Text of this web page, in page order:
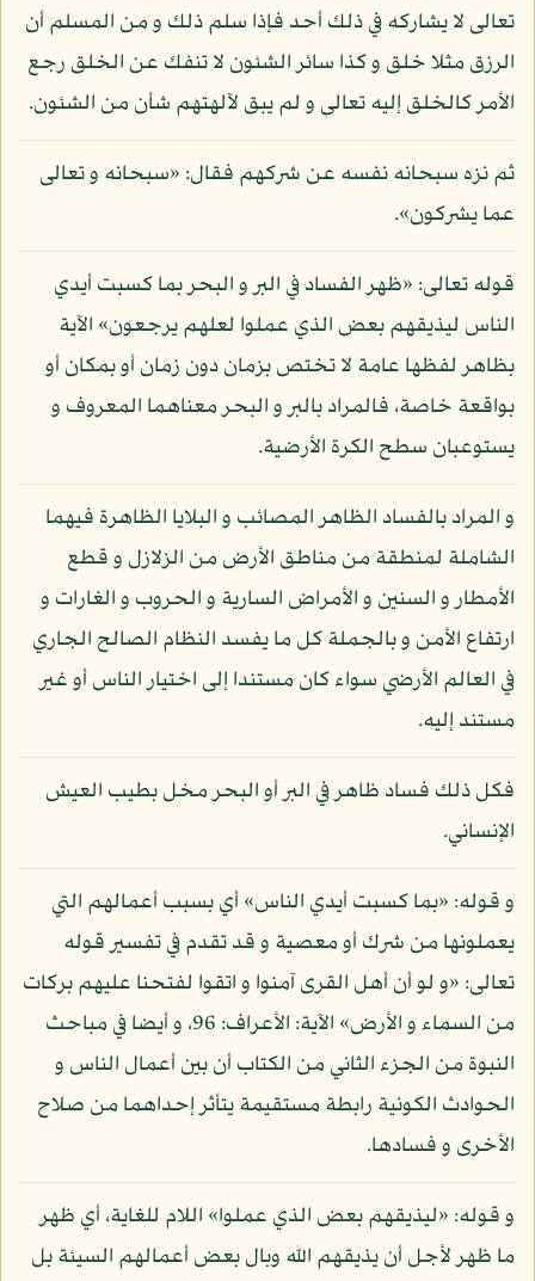
تعالى لا يشاركه في ذلك أحد فإذا سلم ذلك و من المسلم أن
الرزق مثلا خلق و كذا سائر الشئون لا تنفك عن الخلق رجع
الأمر كالخلق إليه تعالى و لم يبق لآلهتهم شأن من الشئون.
ثم نزه سبحانه نفسه عن شركهم فقال: «سبحانه و تعالى
عما يشركون».
قوله تعالى: «ظهر الفساد في البر و البحر بما كسبت أيدي
الناس ليذيقهم بعض الذي عملوا لعلهم يرجعون» الآية
بظاهر لفظها عامة لا تختص بزمان دون زمان أو بمكان أو
بواقعة خاصة، فالمراد بالبر و البحر معناهما المعروف و
يستوعبان سطح الكرة الأرضية.
و المراد بالفساد الظاهر المصائب و البلايا الظاهرة فيهما
الشاملة لمنطقة من مناطق الأرض من الزلازل و قطع
الأمطار و السنين و الأمراض السارية و الحروب و الغارات و
ارتفاع الأمن و بالجملة كل ما يفسد النظام الصالح الجاري
في العالم الأرضي سواء كان مستندا إلى اختيار الناس أو غير
مستند إليه.
فكل ذلك فساد ظاهر في البر أو البحر مخل بطيب العيش
الإنساني.
و قوله: «بما كسبت أيدي الناس» أي بسبب أعمالهم التي
يعملونها من شرك أو معصية و قد تقدم في تفسير قوله
تعالى: «و لو أن أهل القرى آمنوا و اتقوا لفتحنا عليهم بركات
من السماء و الأرض» الآية: الأعراف: 96، و أيضا في مباحث
النبوة من الجزء الثاني من الكتاب أن بين أعمال الناس و
الحوادث الكونية رابطة مستقيمة يتأثر إحداهما من صلاح
الأخرى و فسادها.
و قوله: «ليذيقهم بعض الذي عملوا» اللام للغاية، أي ظهر
ما ظهر لأجل أن يذيقهم الله وبال بعض أعمالهم السيئة بل